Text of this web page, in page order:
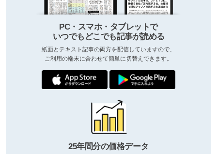
PC・スマホ・タブレットで
いつでもどこでも記事が読める
紙面とテキスト記事の両方を配信していますので、
ご利用の端末に合わせて簡単に切替えできます。
25年間分の価格データ